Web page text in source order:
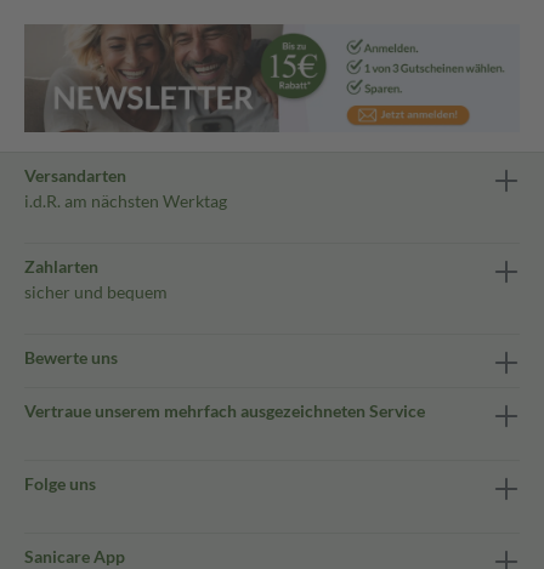
Versandarten
i.d.R. am nächsten Werktag
Zahlarten
sicher und bequem
Bewerte uns
Vertraue unserem mehrfach ausgezeichneten Service
Folge uns
Sanicare App